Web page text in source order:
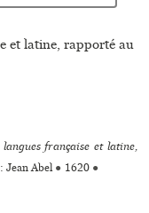
et latine, rapporté au
française et latine,
Jean Abel● 1620 ●